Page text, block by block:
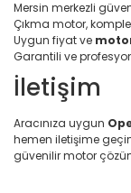
Mersin merkezli
Çıkma motor,
Uygun fiyat ve
Garantili ve
İletişim
Aracınıza uygun
hemen iletişime
güvenilir motor